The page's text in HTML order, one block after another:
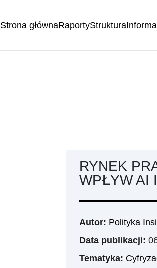
Strona głównaRaportyStruktura
RYNEK
WPŁYW AI
Autor: Polityka
Data publikacji:
Tematyka: